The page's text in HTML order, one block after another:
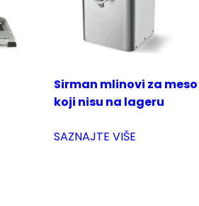
Sirman mlinovi za meso
koji nisu na lageru
SAZNAJTE VIŠE